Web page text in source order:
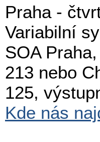
Praha -
Variabilní
SOA
213 nebo
125,
Kde nás